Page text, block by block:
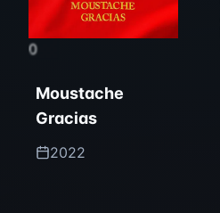
0
Moustache
Gracias
2022